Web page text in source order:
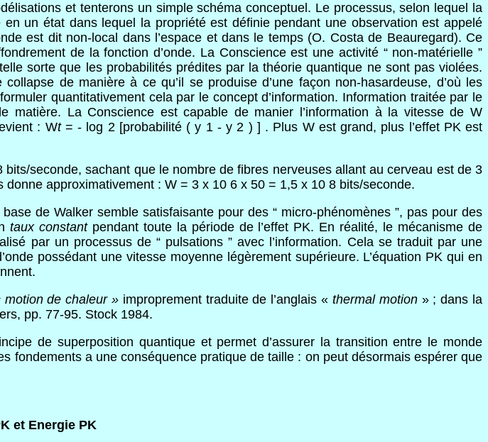
et tenterons un simple schéma conceptuel. Le processus, selon lequel la
un état dans lequel la propriété est définie pendant une observation est appelé
est dit non-local dans l’espace et dans le temps (O. Costa de Beauregard). Ce
de la fonction d’onde. La Conscience est une activité “ non-matérielle ”
sorte que les probabilités prédites par la théorie quantique ne sont pas violées.
de manière à ce qu’il se produise d’une façon non-hasardeuse, d’où les
quantitativement cela par le concept d’information. Information traitée par le
matière. La Conscience est capable de manier l’information à la vitesse de W
: Wt= - log 2 [probabilité ( y 1 - y 2 ) ] . Plus W est grand, plus l’effet PK est
seconde, sachant que le nombre de fibres nerveuses allant au cerveau est de 3
approximativement : W = 3 x 10 6 x 50 = 1,5 x 10 8 bits/seconde.
de Walker semble satisfaisante pour des “ micro-phénomènes ”, pas pour des
taux constantpendant toute la période de l’effet PK. En réalité, le mécanisme de
par un processus de “ pulsations ” avec l’information. Cela se traduit par une
possédant une vitesse moyenne légèrement supérieure. L’équation PK qui en
motion de chaleur » improprement traduite de l’anglais « thermal motion» ; dans la
pp. 77-95. Stock 1984.
de superposition quantique et permet d’assurer la transition entre le monde
fondements a une conséquence pratique de taille : on peut désormais espérer que
et Energie PK